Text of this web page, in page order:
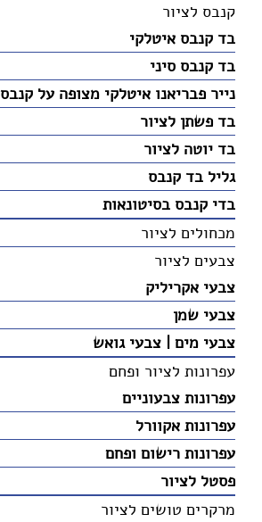
קנבס לציור
בד קנבס איטלקי
בד קנבס סיני
נייר פבריאנו איטלקי מצופה על קנבס
בד פשתן לציור
בד יוטה לציור
גליל בד קנבס
בדי קנבס בסיטונאות
מכחולים לציור
צבעים לציור
צבעי אקריליק
צבעי שמן
צבעי מים | צבעי גואש
עפרונות לציור ופחם
עפרונות צבעוניים
עפרונות אקוורל
עפרונות רישום ופחם
פסטל לציור
מרקרים טושים לציור